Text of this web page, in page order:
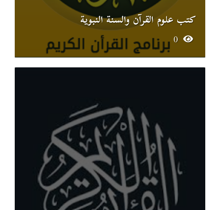
كتب علوم القرآن والسنة النبوية
0